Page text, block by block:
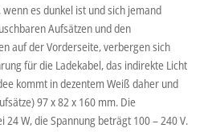
es dunkel ist und sich jemand
Aufsätzen und den
auf der Vorderseite, verbergen sich
für die Ladekabel, das indirekte Licht
kommt in dezentem Weiß daher und
97 x 82 x 160 mm. Die
24 W, die Spannung beträgt 100 – 240 V.